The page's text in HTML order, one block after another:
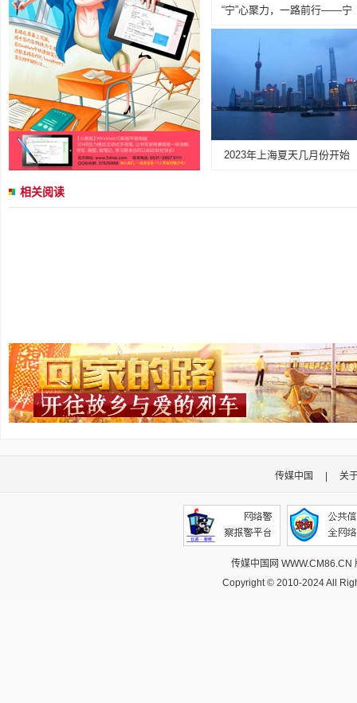
“宁”心聚力，一路前行——宁
2023年上海夏天几月份开始
相关阅读
传媒中国 关
传媒中国网
Copyright © 2010-2024 All